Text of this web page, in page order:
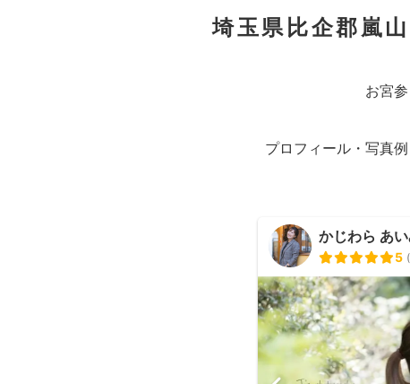
埼玉県比企郡嵐
お宮
プロフィール・写真
かじわら あ
5 (